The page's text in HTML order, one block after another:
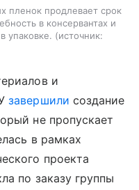
пленок продлевает срок
в консервантах и
упаковке.
источник:
и
завершили создание
не пропускает
в рамках
проекта
по заказу группы